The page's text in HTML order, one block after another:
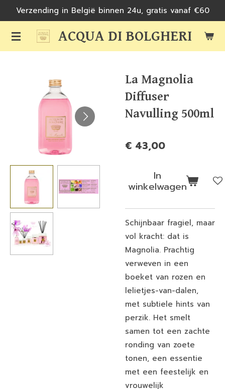
naar
de
ACQUA DI BOLGHERI
Verzending in België binnen 24u, gratis vanaf €60
La Magnolia
Diffuser
Navulling 500ml
€ 43,00
In
winkelwagen
Schijnbaar fragiel, maar
vol kracht: dat is
Magnolia. Prachtig
verweven in een
boeket van rozen en
lelietjes-van-dalen,
met subtiele hints van
perzik. Het smelt
samen tot een zachte
ronding van zoete
tonen, een essentie
met een feestelijk en
vrouwelijk